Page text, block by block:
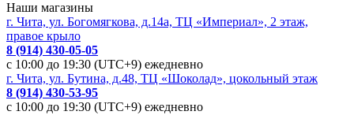
Наши магазины
г. Чита, ул. Богомягкова, д.14а, ТЦ «Империал», 2 этаж,
правое крыло
8 (914) 430-05-05
с 10:00 до 19:30 (UTC+9) ежедневно
г. Чита, ул. Бутина, д.48, ТЦ «Шоколад», цокольный этаж
8 (914) 430-53-95
с 10:00 до 19:30 (UTC+9) ежедневно